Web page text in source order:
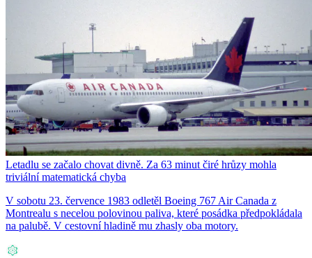
Letadlu se začalo chovat divně. Za 63 minut čiré hrůzy mohla
triviální matematická chyba
V sobotu 23. července 1983 odletěl Boeing 767 Air Canada z
Montrealu s necelou polovinou paliva, které posádka předpokládala
na palubě. V cestovní hladině mu zhasly oba motory.